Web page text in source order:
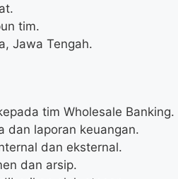
tim.
Jawa Tengah.
tim Wholesale Banking.
dan laporan keuangan.
dan eksternal.
dan arsip.